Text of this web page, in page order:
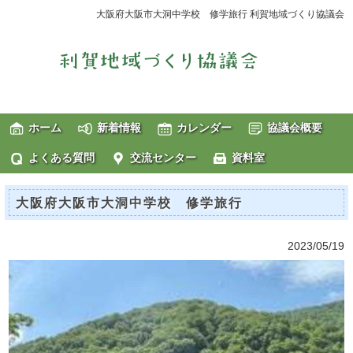
大阪府大阪市大洞中学校 修学旅行 利賀地域づくり協議会
ホーム 新着情報 カレンダー 協議会概要
よくある質問 交流センター 資料室
大阪府大阪市大洞中学校 修学旅行
2023/05/19